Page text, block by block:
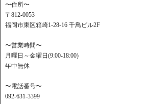
〜住所〜
〒812-0053
福岡市東区箱崎1-28-16 千鳥ビル2F
〜営業時間〜
月曜日～金曜日(9:00-18:00)
年中無休
〜電話番号〜
092-631-3399